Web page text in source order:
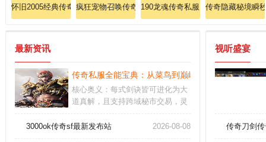
怀旧2005经典传奇零基础教程道士修炼灵魂火符！
疯狂宠物召唤传奇 190龙魂传奇私服：龙魂觉醒，190
传奇隐藏秘境瞬
最新资讯
传奇私服全能宝典：从菜鸟到巅峰的完美蜕变手册
核心奥义：每式剑诀皆可进化为大
道真解，且支持跨域秘市交易，灵
片。限时开放的弑神峡谷、循环轮
3000ok传奇sf最新发布站 2026-08-08
视听盛宴
传奇刀剑